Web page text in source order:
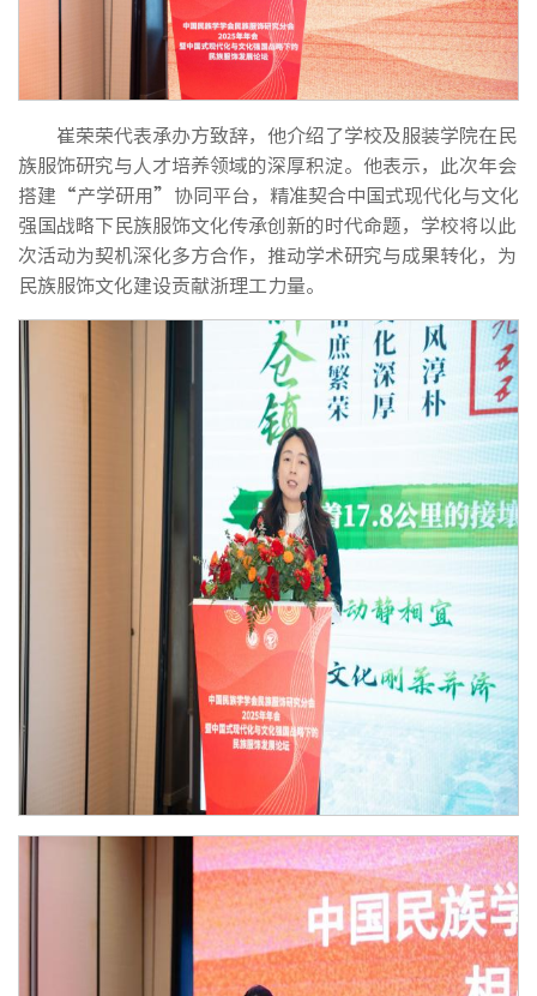
崔荣荣代表承办方致辞，他介绍了学校及服装学院在民
族服饰研究与人才培养领域的深厚积淀。他表示，此次年会
搭建“产学研用”协同平台，精准契合中国式现代化与文化
强国战略下民族服饰文化传承创新的时代命题，学校将以此
次活动为契机深化多方合作，推动学术研究与成果转化，为
民族服饰文化建设贡献浙理工力量。